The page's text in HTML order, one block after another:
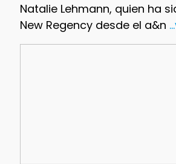
Natalie Lehmann, quien ha
New Regency desde el a&n